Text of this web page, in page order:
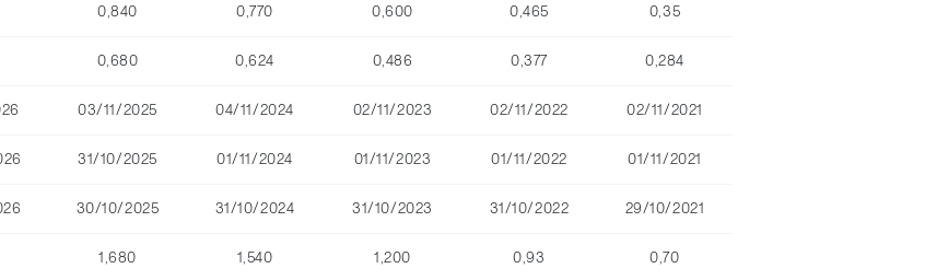
0,840 0,770 0,600 0,465 0,35
0,680 0,624 0,486 0,377 0,284
03/11/2025 04/11/2024 02/11/2023 02/11/2022 02/11/2021
31/10/2025 01/11/2024 01/11/2023 01/11/2022 01/11/2021
30/10/2025 31/10/2024 31/10/2023 31/10/2022 29/10/2021
1,680 1,540 1,200 0,93 0,70